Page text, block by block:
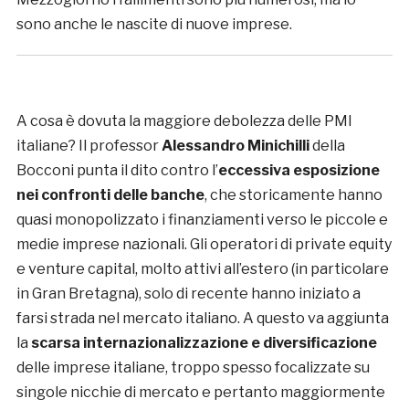
sono anche le nascite di nuove imprese.
A cosa è dovuta la maggiore debolezza delle PMI
italiane? Il professorAlessandro Minichillidella
Bocconi punta il dito contro l’eccessiva esposizione
nei confronti delle banche, che storicamente hanno
quasi monopolizzato i finanziamenti verso le piccole e
medie imprese nazionali. Gli operatori di private equity
e venture capital, molto attivi all’estero (in particolare
in Gran Bretagna), solo di recente hanno iniziato a
farsi strada nel mercato italiano. A questo va aggiunta
la scarsa internazionalizzazione e diversificazione
delle imprese italiane, troppo spesso focalizzate su
singole nicchie di mercato e pertanto maggiormente